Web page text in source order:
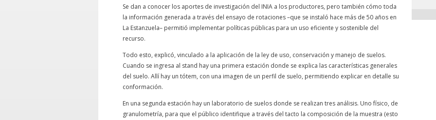
Se dan a conocer los aportes de investigación del INIA a los productores, pero también cómo toda
la información generada a través del ensayo de rotaciones –que se instaló hace más de 50 años en
La Estanzuela– permitió implementar políticas públicas para un uso eficiente y sostenible del
recurso.
Todo esto, explicó, vinculado a la aplicación de la ley de uso, conservación y manejo de suelos.
Cuando se ingresa al stand hay una primera estación donde se explica las características generales
del suelo. Allí hay un tótem, con una imagen de un perfil de suelo, permitiendo explicar en detalle su
conformación.
En una segunda estación hay un laboratorio de suelos donde se realizan tres análisis. Uno físico, de
granulometría, para que el público identifique a través del tacto la composición de la muestra (esto